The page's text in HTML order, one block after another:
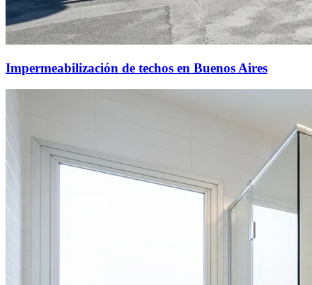
Impermeabilización de techos en Buenos Aires